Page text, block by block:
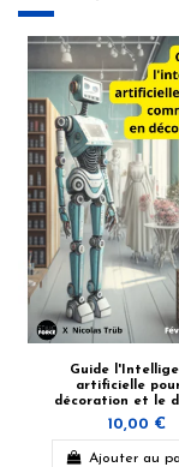
Guide
artificielle
décoration et le
10,00 €
Ajouter au